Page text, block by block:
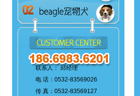
联系人： 邱经理
电 话：0532-83569026
传 真：0532-83569127